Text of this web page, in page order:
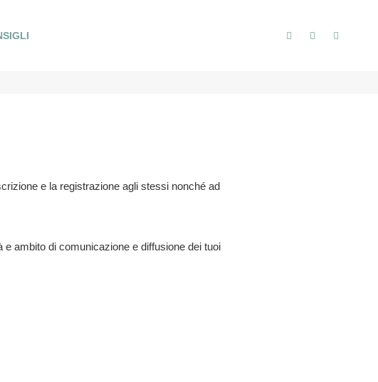
e la registrazione agli stessi nonché ad
e ambito di comunicazione e diffusione dei tuoi